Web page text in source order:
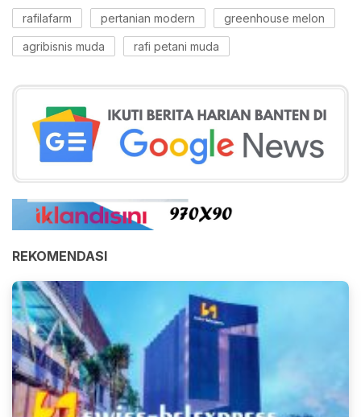
rafilafarm pertanian modern greenhouse melon
agribisnis muda rafi petani muda
REKOMENDASI